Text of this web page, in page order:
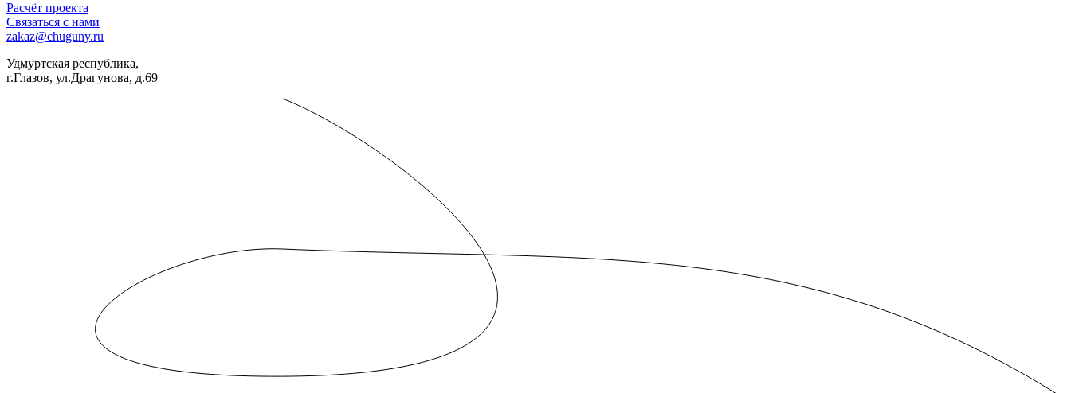
Расчёт проекта
Связаться с нами
zakaz@chuguny.ru
Удмуртская республика,
г.Глазов, ул.Драгунова, д.69